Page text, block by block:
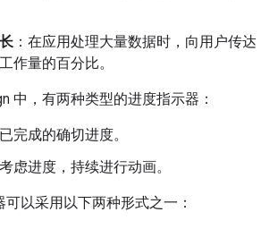
：在应用处理大量数据时，向用户传达
作量的百分比。
中，有两种类型的进度指示器：
完成的确切进度。
虑进度，持续进行动画。
以采用以下两种形式之一：